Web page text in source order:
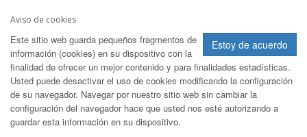
Aviso de cookies
Estoy de acuerdo
Este sitio web guarda pequeños fragmentos de
información (cookies) en su dispositivo con la
finalidad de ofrecer un mejor contenido y para finalidades estadísticas.
Usted puede desactivar el uso de cookies modificando la configuración
de su navegador. Navegar por nuestro sitio web sin cambiar la
configuración del navegador hace que usted nos esté autorizando a
guardar esta información en su dispositivo.